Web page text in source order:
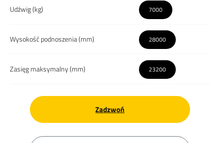
Udźwig (kg) 7000
Wysokość podnoszenia (mm) 28000
Zasięg maksymalny (mm) 23200
Zadzwoń